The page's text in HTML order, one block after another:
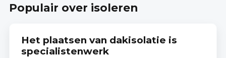
Populair over isoleren
Het plaatsen van dakisolatie is
specialistenwerk